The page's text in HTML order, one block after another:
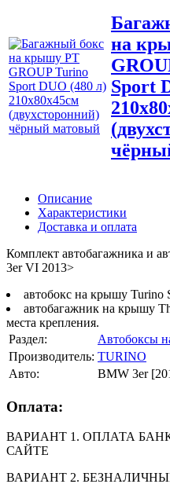
на
Sport
Описание
Характеристики
Доставка и оплата
Комплект автобагажника и
3er VI 2013>
автобокс на крышу Turino
автобагажник на крышу
места крепления.
Раздел:
Автобоксы
Производитель: TURINO
Авто:
BMW 3er
Оплата:
ВАРИАНТ 1. ОПЛАТА
САЙТЕ
ВАРИАНТ 2.